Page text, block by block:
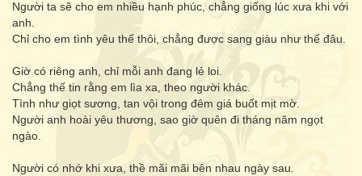
Người ta sẽ cho em nhiều hạnh phúc, chẳng giống lúc xưa khi với
anh.
Chỉ cho em tình yêu thế thôi, chẳng được sang giàu như thế đâu.
Giờ có riêng anh, chỉ mỗi anh đang lẻ loi.
Chẳng thế tin rằng em lìa xa, theo người khác.
Tình như giọt sương, tan vội trong đêm giá buốt mịt mờ.
Người anh hoài yêu thương, sao giờ quên đi tháng năm ngọt
ngào.
Người có nhớ khi xưa, thề mãi mãi bên nhau ngày sau.